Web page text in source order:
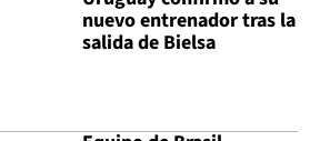
nuevo entrenador tras la
salida de Bielsa